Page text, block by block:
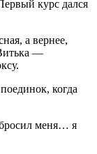
курс дался
а вернее,
—
когда
меня… я